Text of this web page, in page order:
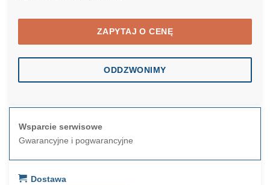
ZAPYTAJ O CENĘ
ODDZWONIMY
Wsparcie serwisowe
Gwarancyjne i pogwarancyjne
Dostawa